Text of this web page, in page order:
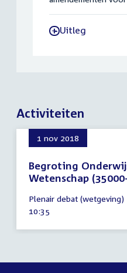
-Uitleg
Activiteiten
1 nov 2018
Begroting
Wetenschap
november
2018
Plenair debat (wetgeving)
Tijd
10:35